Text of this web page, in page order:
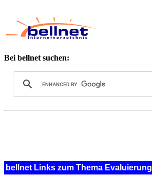
Bei bellnet suchen:
bellnet Links zum Thema Evaluierung